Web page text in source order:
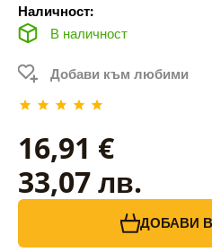
Наличност:
В наличност
Добави към любими
16,91 €
33,07 лв.
ДОБАВИ